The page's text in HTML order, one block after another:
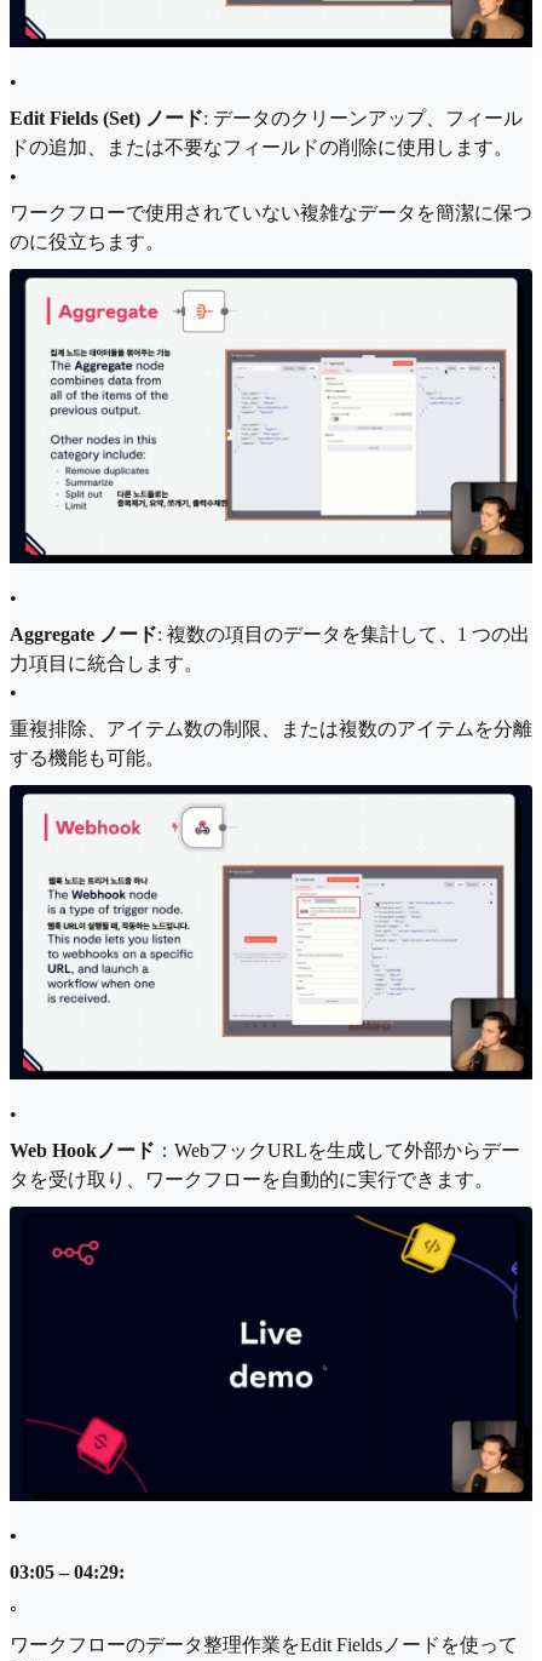
•
Edit Fields (Set) ノード: データのクリーンアップ、フィール
ドの追加、または不要なフィールドの削除に使用します。
•
ワークフローで使用されていない複雑なデータを簡潔に保つ
のに役立ちます。
•
Aggregate ノード: 複数の項目のデータを集計して、1 つの出
力項目に統合します。
•
重複排除、アイテム数の制限、または複数のアイテムを分離
する機能も可能。
•
Web Hookノード ：WebフックURLを生成して外部からデー
タを受け取り、ワークフローを自動的に実行できます。
•
03:05 – 04:29:
◦
ワークフローのデータ整理作業をEdit Fieldsノードを使って